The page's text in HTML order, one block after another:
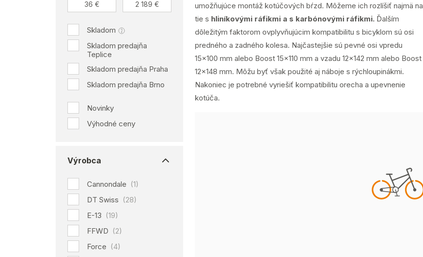
Skladom
Skladom predajňa
Teplice
Skladom predajňa Praha
Skladom predajňa Brno
Novinky
Výhodné ceny
Výrobca
Cannondale (1)
DT Swiss (28)
E-13 (19)
FFWD (2)
Force (4)
umožňujúce montáž kotúčových bŕzd. Môžeme ich rozlíšiť najmä na
tie s hliníkovými ráfikmi a s karbónovými ráfikmi. Ďalším
dôležitým faktorom ovplyvňujúcim kompatibilitu s bicyklom sú osi
predného a zadného kolesa. Najčastejšie sú pevné osi vpredu
15x100 mm alebo Boost 15x110 mm a vzadu 12x142 mm alebo Boost
12x148 mm. Môžu byť však použité aj náboje s rýchloupinákmi.
Nakoniec je potrebné vyriešiť kompatibilitu orecha a upevnenie
kotúča.